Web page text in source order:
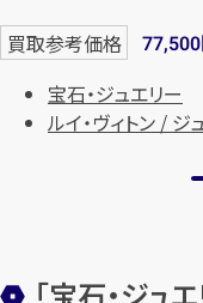
買取参考価格 77,500
宝石・ジュエリー
ルイ・ヴィトン / ジ
「宝石・ジュ